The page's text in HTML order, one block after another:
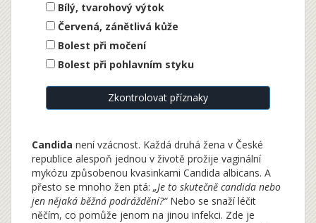
Bílý, tvarohový výtok
Červená, zánětlivá kůže
Bolest při močení
Bolest při pohlavním styku
Zkontrolovat příznaky
Candida není vzácnost. Každá druhá žena v České
republice alespoň jednou v životě prožije vaginální
mykózu způsobenou kvasinkami Candida albicans. A
přesto se mnoho žen ptá: „Je to skutečně candida nebo
jen nějaká běžná podráždění?“Nebo se snaží léčit
něčím, co pomůže jenom na jinou infekci. Zde je